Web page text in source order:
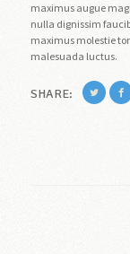
maximus augue
nulla dignissim
maximus molestie
malesuada luctus.
SHARE: